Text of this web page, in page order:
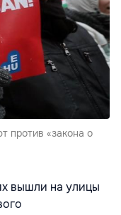
против «закона о
вышли на улицы